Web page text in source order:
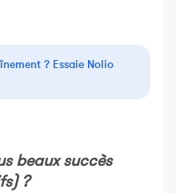
? Essaie Nolio
beaux succès
?